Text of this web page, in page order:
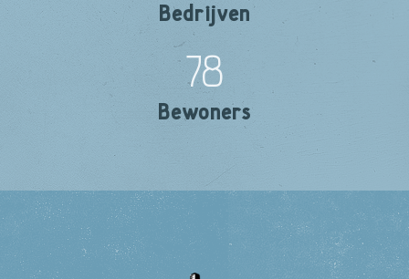
Bedrijven
78
Bewoners